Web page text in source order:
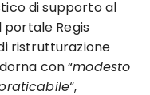
di supporto al
portale Regis
ristrutturazione
con “modesto
“,